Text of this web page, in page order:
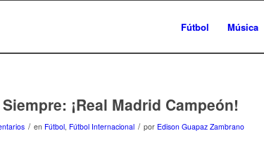
Fútbol Música
¡Real Madrid Campeón!
/ en Fútbol, Fútbol Internacional / por Edison Guapaz Zambrano